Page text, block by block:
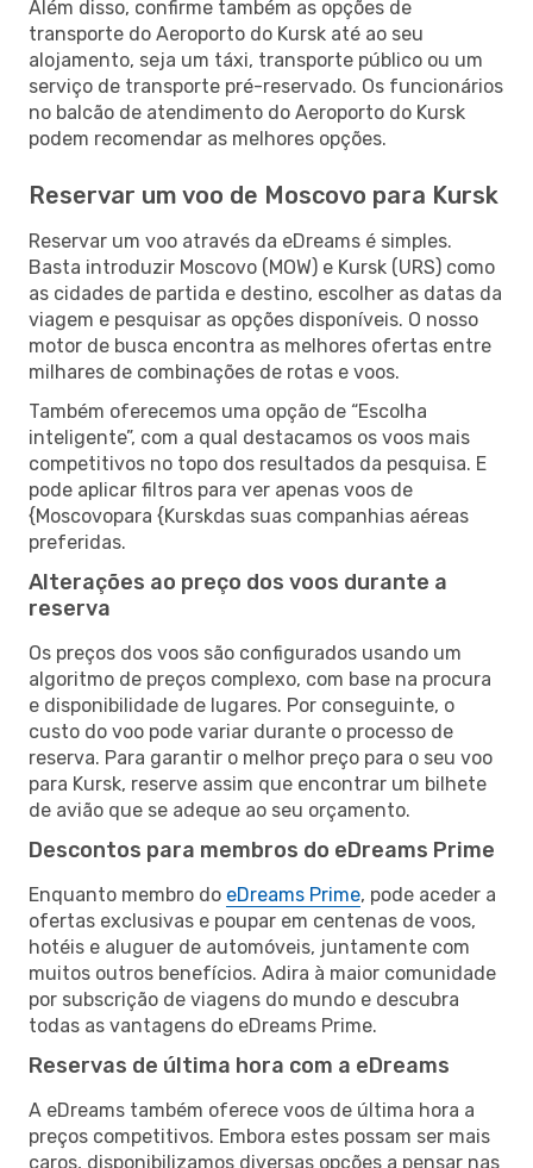
Além disso, confirme também as opções de
transporte do Aeroporto do Kursk até ao seu
alojamento, seja um táxi, transporte público ou um
serviço de transporte pré-reservado. Os funcionários
no balcão de atendimento do Aeroporto do Kursk
podem recomendar as melhores opções.
Reservar um voo de Moscovo para Kursk
Reservar um voo através da eDreams é simples.
Basta introduzir Moscovo (MOW) e Kursk (URS) como
as cidades de partida e destino, escolher as datas da
viagem e pesquisar as opções disponíveis. O nosso
motor de busca encontra as melhores ofertas entre
milhares de combinações de rotas e voos.
Também oferecemos uma opção de “Escolha
inteligente”, com a qual destacamos os voos mais
competitivos no topo dos resultados da pesquisa. E
pode aplicar filtros para ver apenas voos de
{Moscovopara {Kurskdas suas companhias aéreas
preferidas.
Alterações ao preço dos voos durante a
reserva
Os preços dos voos são configurados usando um
algoritmo de preços complexo, com base na procura
e disponibilidade de lugares. Por conseguinte, o
custo do voo pode variar durante o processo de
reserva. Para garantir o melhor preço para o seu voo
para Kursk, reserve assim que encontrar um bilhete
de avião que se adeque ao seu orçamento.
Descontos para membros do eDreams Prime
Enquanto membro do eDreams Prime, pode aceder a
ofertas exclusivas e poupar em centenas de voos,
hotéis e aluguer de automóveis, juntamente com
muitos outros benefícios. Adira à maior comunidade
por subscrição de viagens do mundo e descubra
todas as vantagens do eDreams Prime.
Reservas de última hora com a eDreams
A eDreams também oferece voos de última hora a
preços competitivos. Embora estes possam ser mais
caros, disponibilizamos diversas opções a pensar nas